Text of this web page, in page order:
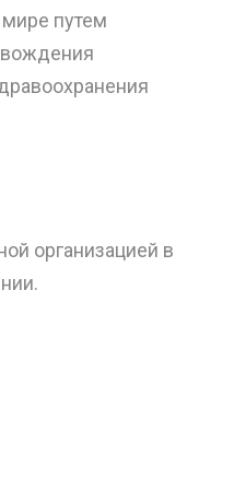
путем
организацией в